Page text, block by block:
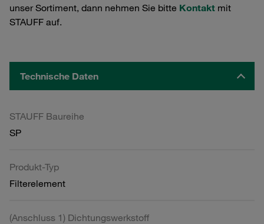
unser Sortiment, dann nehmen Sie bitte Kontakt mit
STAUFF auf.
Technische Daten
STAUFF Baureihe
SP
Produkt-Typ
Filterelement
(Anschluss 1) Dichtungswerkstoff